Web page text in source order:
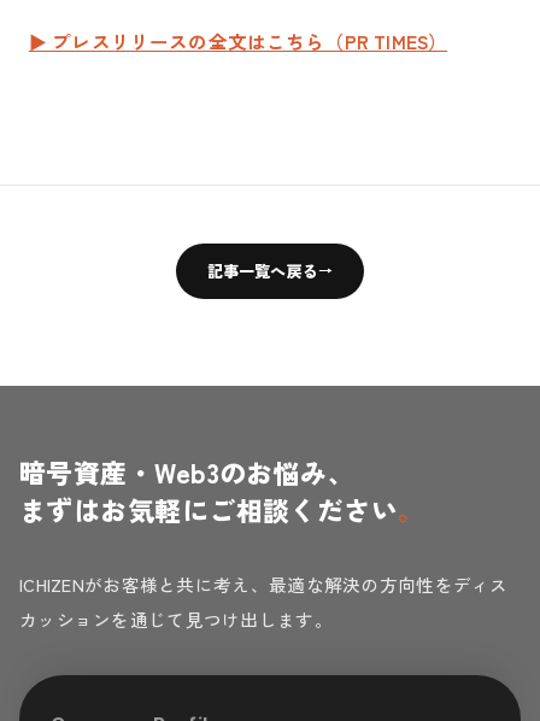
▶ プレスリリースの全文はこちら（PR TIMES）
記事一覧へ戻る→
暗号資産・Web3のお悩み、
まずはお気軽にご相談ください。
ICHIZENがお客様と共に考え、最適な解決の方向性をディス
カッションを通じて見つけ出します。